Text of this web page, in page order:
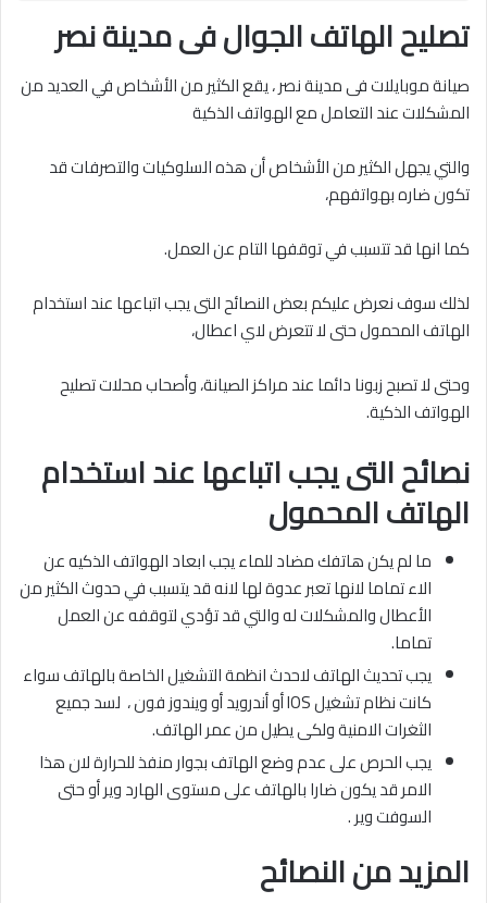
تصليح الهاتف الجوال فى مدينة نصر
صيانة موبايلات فى مدينة نصر ، يقع الكثير من الأشخاص في العديد من
المشكلات عند التعامل مع الهواتف الذكية
والتي يجهل الكثير من الأشخاص أن هذه السلوكيات والتصرفات قد
تكون ضاره بهواتفهم،
كما انها قد تتسبب في توقفها التام عن العمل.
لذلك سوف نعرض عليكم بعض النصائح التى يجب اتباعها عند استخدام
الهاتف المحمول حتى لا تتعرض لاي اعطال،
وحتى لا تصبح زبونا دائما عند مراكز الصيانة، وأصحاب محلات تصليح
الهواتف الذكية.
نصائح التى يجب اتباعها عند استخدام
الهاتف المحمول
ما لم يكن هاتفك مضاد للماء يجب ابعاد الهواتف الذكيه عن
الاء تماما لانها تعبر عدوة لها لانه قد يتسبب في حدوث الكثير من
الأعطال والمشكلات له والتي قد تؤدي لتوقفه عن العمل
تماما.
يجب تحديث الهاتف لاحدث انظمة التشغيل الخاصة بالهاتف سواء
كانت نظام تشغيل IOS أو أندرويد أو ويندوز فون ، لسد جميع
الثغرات الامنية ولكى يطيل من عمر الهاتف.
يجب الحرص على عدم وضع الهاتف بجوار منفذ للحرارة لان هذا
الامر قد يكون ضارا بالهاتف على مستوى الهارد وير أو حتى
السوفت وير .
المزيد من النصائح